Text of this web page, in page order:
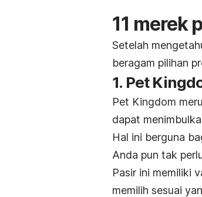
11 merek
Setelah
beragam pilihan
1. Pet
Pet Kingdom
dapat
Hal ini berguna
Anda pun tak
Pasir ini memiliki
memilih sesuai